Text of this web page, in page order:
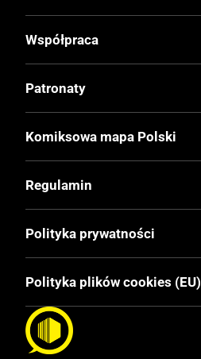
Wydanie
I
Druk
Kolor
Miękka
Format
48
Współpraca
Patronaty
Komiksowa mapa Polski
Regulamin
Polityka prywatności
Polityka plików cookies (EU)